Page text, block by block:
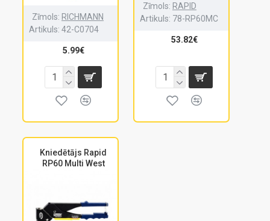
Zīmols: RICHMANN
Artikuls: 42-C0704
5.99€
Zīmols: RAPID
Artikuls: 78-RP60MC
53.82€
Kniedētājs Rapid
RP60 Multi West